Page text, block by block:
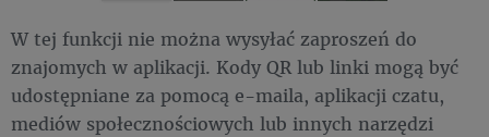
W tej funkcji nie można wysyłać zaproszeń do
znajomych w aplikacji. Kody QR lub linki mogą być
udostępniane za pomocą e-maila, aplikacji czatu,
mediów społecznościowych lub innych narzędzi